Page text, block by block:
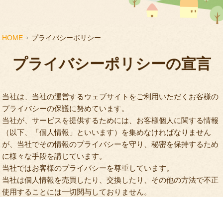
HOME プライバシーポリシー
プライバシーポリシーの宣言
当社は、当社の運営するウェブサイトをご利用いただくお客様の
プライバシーの保護に努めています。
当社が、サービスを提供するためには、お客様個人に関する情報
（以下、「個人情報」といいます）を集めなければなりません
が、当社でその情報のプライバシーを守り、秘密を保持するため
に様々な手段を講じています。
当社ではお客様のプライバシーを尊重しています。
当社は個人情報を売買したり、交換したり、その他の方法で不正
使用することには一切関与しておりません。